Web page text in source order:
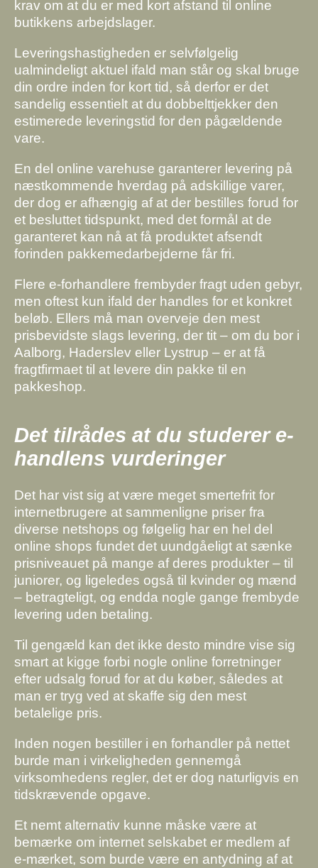
krav om at du er med kort afstand til online
butikkens arbejdslager.
Leveringshastigheden er selvfølgelig
ualmindeligt aktuel ifald man står og skal bruge
din ordre inden for kort tid, så derfor er det
sandelig essentielt at du dobbelttjekker den
estimerede leveringstid for den pågældende
vare.
En del online varehuse garanterer levering på
næstkommende hverdag på adskillige varer,
der dog er afhængig af at der bestilles forud for
et besluttet tidspunkt, med det formål at de
garanteret kan nå at få produktet afsendt
forinden pakkemedarbejderne får fri.
Flere e-forhandlere frembyder fragt uden gebyr,
men oftest kun ifald der handles for et konkret
beløb. Ellers må man overveje den mest
prisbevidste slags levering, der tit – om du bor i
Aalborg, Haderslev eller Lystrup – er at få
fragtfirmaet til at levere din pakke til en
pakkeshop.
Det tilrådes at du studerer e-
handlens vurderinger
Det har vist sig at være meget smertefrit for
internetbrugere at sammenligne priser fra
diverse netshops og følgelig har en hel del
online shops fundet det uundgåeligt at sænke
prisniveauet på mange af deres produkter – til
juniorer, og ligeledes også til kvinder og mænd
– betragteligt, og endda nogle gange frembyde
levering uden betaling.
Til gengæld kan det ikke desto mindre vise sig
smart at kigge forbi nogle online forretninger
efter udsalg forud for at du køber, således at
man er tryg ved at skaffe sig den mest
betalelige pris.
Inden nogen bestiller i en forhandler på nettet
burde man i virkeligheden gennemgå
virksomhedens regler, det er dog naturligvis en
tidskrævende opgave.
Et nemt alternativ kunne måske være at
bemærke om internet selskabet er medlem af
e-mærket, som burde være en antydning af at